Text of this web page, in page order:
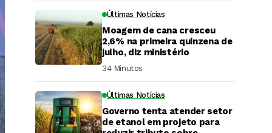
Últimas Notícias
Moagem de cana cresceu
2,6% na primeira quinzena de
julho, diz ministério
34 Minutos ⁮
Últimas Notícias
Governo tenta atender setor
de etanol em projeto para
DaCana Cast